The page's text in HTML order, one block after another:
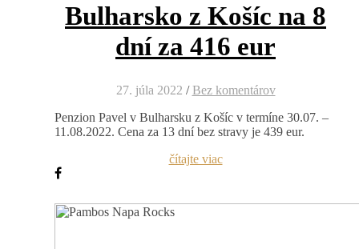
Bulharsko z Košíc na 8
dní za 416 eur
27. júla 2022 / Bez komentárov
Penzion Pavel v Bulharsku z Košíc v termíne 30.07. –
11.08.2022. Cena za 13 dní bez stravy je 439 eur.
čítajte viac